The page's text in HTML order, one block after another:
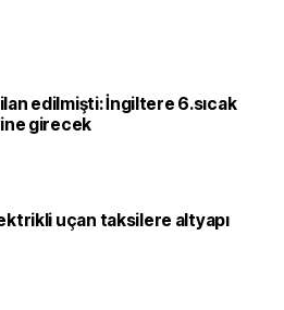
edilmişti: İngiltere 6.sıcak
girecek
uçan taksilere altyapı